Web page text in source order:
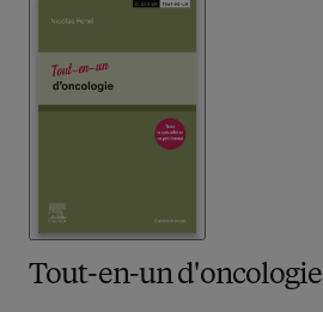
Tout-en-un d'oncologie